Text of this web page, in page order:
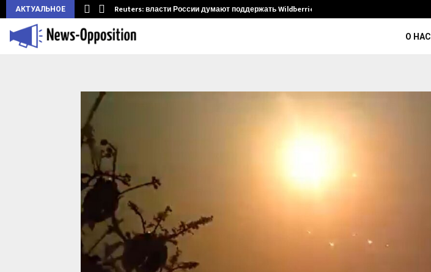
АКТУАЛЬНОЕ Reuters: власти России думают поддержать Wildberries и его…
О НАС